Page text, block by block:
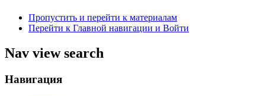
Пропустить и перейти к материалам
Перейти к Главной навигации и Войти
Nav view search
Навигация